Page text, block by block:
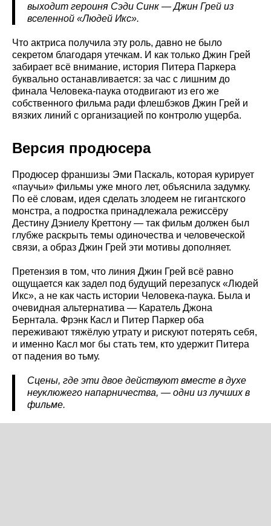
выходит героиня Сэди Синк — Джин Грей из
вселенной «Людей Икс».
Что актриса получила эту роль, давно не было
секретом благодаря утечкам. И как только Джин Грей
забирает всё внимание, история Питера Паркера
буквально останавливается: за час с лишним до
финала Человека-паука отодвигают из его же
собственного фильма ради флешбэков Джин Грей и
вязких линий с организацией по контролю ущерба.
Версия продюсера
Продюсер франшизы Эми Паскаль, которая курирует
«паучьи» фильмы уже много лет, объяснила задумку.
По её словам, идея сделать злодеем не гигантского
монстра, а подростка принадлежала режиссёру
Дестину Дэниелу Креттону — так фильм должен был
глубже раскрыть темы одиночества и человеческой
связи, а образ Джин Грей эти мотивы дополняет.
Претензия в том, что линия Джин Грей всё равно
ощущается как задел под будущий перезапуск «Людей
Икс», а не как часть истории Человека-паука. Была и
очевидная альтернатива — Каратель Джона
Бернтала. Фрэнк Касл и Питер Паркер оба
переживают тяжёлую утрату и рискуют потерять себя,
и именно Касл мог бы стать тем, кто удержит Питера
от падения во тьму.
Сцены, где эти двое действуют вместе в духе
неуклюжего напарничества, — одни из лучших в
фильме.